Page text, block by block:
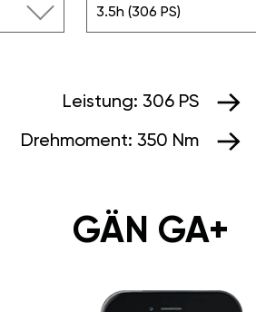
3.5h (306 PS)
Leistung: 306 PS
Drehmoment: 350 Nm
GÄN GA+